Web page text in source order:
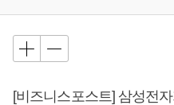
[비즈니스포스트] 삼성전